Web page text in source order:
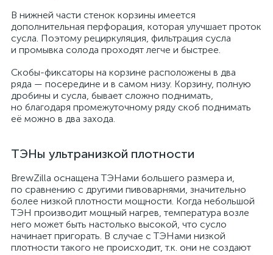
В нижней части стенок корзины имеется
дополнительная перфорация, которая улучшает проток
сусла. Поэтому рециркуляция, фильтрация сусла
и промывка солода проходят легче и быстрее.
Скобы-фиксаторы на корзине расположены в два
ряда — посередине и в самом низу. Корзину, полную
дробины и сусла, бывает сложно поднимать,
но благодаря промежуточному ряду скоб поднимать
её можно в два захода.
ТЭНы ультранизкой плотности
BrewZilla оснащена ТЭНами большего размера и,
по сравнению с другими пивоварнями, значительно
более низкой плотности мощности. Когда небольшой
ТЭН производит мощный нагрев, температура возле
него может быть настолько высокой, что сусло
начинает пригорать. В случае с ТЭНами низкой
плотности такого не происходит, т.к. они не создают